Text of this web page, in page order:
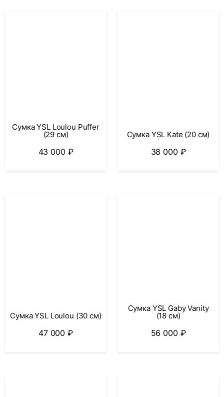
Сумка YSL Loulou Puffer
(29 см)
43 000 ₽
Сумка YSL Kate (20 см)
38 000 ₽
Сумка YSL Loulou (30 см)
47 000₽
Сумка YSL Gaby Vanity
(18 см)
56 000 ₽